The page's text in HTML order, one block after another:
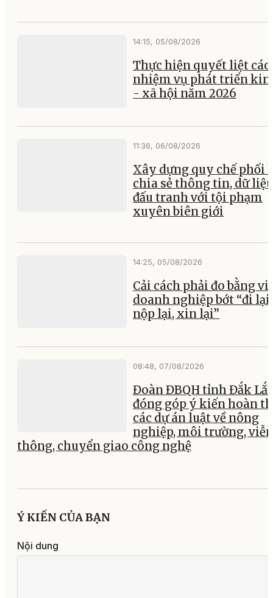
14:15, 05/08/2026
Thực hiện quyết liệt các
nhiệm vụ phát triển
- xã hội năm 2026
11:36, 06/08/2026
Xây dựng quy chế phối
chia sẻ thông tin, dữ liệu
đấu tranh với tội phạm
xuyên biên giới
14:25, 05/08/2026
Cải cách phải đo bằng
doanh nghiệp bớt “đi lại,
nộp lại, xin lại”
08:48, 07/08/2026
Đoàn ĐBQH tỉnh Đắk
đóng góp ý kiến hoàn
các dự án luật về nông
nghiệp, môi trường, viễn
thông, chuyển giao công nghệ
Ý KIẾN CỦA BẠN
Nội dung